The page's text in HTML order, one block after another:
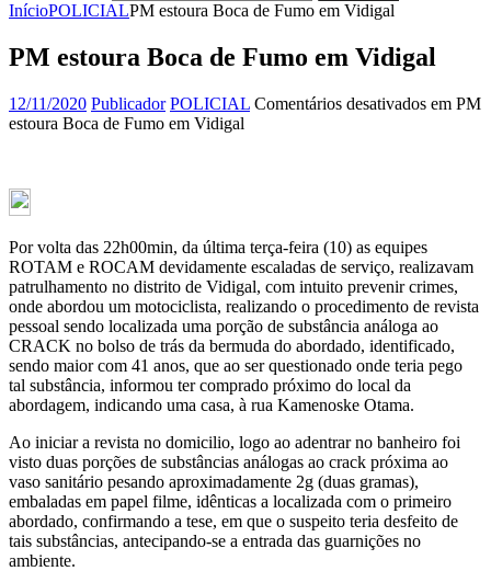
InícioPOLICIALPM estoura Boca de Fumo em Vidigal
PM estoura Boca de Fumo em Vidigal
12/11/2020 Publicador POLICIAL Comentários desativados em PM
estoura Boca de Fumo em Vidigal
Por volta das 22h00min, da última terça-feira (10) as equipes
ROTAM e ROCAM devidamente escaladas de serviço, realizavam
patrulhamento no distrito de Vidigal, com intuito prevenir crimes,
onde abordou um motociclista, realizando o procedimento de revista
pessoal sendo localizada uma porção de substância análoga ao
CRACK no bolso de trás da bermuda do abordado, identificado,
sendo maior com 41 anos, que ao ser questionado onde teria pego
tal substância, informou ter comprado próximo do local da
abordagem, indicando uma casa, à rua Kamenoske Otama.
Ao iniciar a revista no domicilio, logo ao adentrar no banheiro foi
visto duas porções de substâncias análogas ao crack próxima ao
vaso sanitário pesando aproximadamente 2g (duas gramas),
embaladas em papel filme, idênticas a localizada com o primeiro
abordado, confirmando a tese, em que o suspeito teria desfeito de
tais substâncias, antecipando-se a entrada das guarnições no
ambiente.